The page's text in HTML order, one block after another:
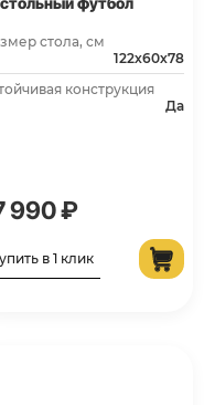
стола, см
122х60х78
конструкция
Да
990 ₽
в 1 клик